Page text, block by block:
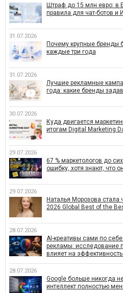
Штраф до 15 млн евро: в
правила для чат-ботов и
31.07.2026
Почему крупные бренды
каждые три года
31.07.2026
Лучшие рекламные
года: какие бренды
30.07.2026
Куда двигается
итогам Digital Marketing
29.07.2026
67 % маркетологов до
ошибку, хотя знают, что
29.07.2026
Наталья Морозова
2026 Global Best of the
28.07.2026
AI-креативы сами по
рекламы: исследование
влияет на
28.07.2026
Google больше никогда
интеллект полностью